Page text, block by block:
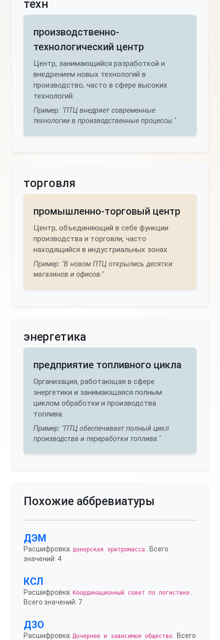
техн
производственно-
технологический центр
Центр, занимающийся разработкой и
внедрением новых технологий в
производство, часто в сфере высоких
технологий.
Пример: "ПТЦ внедряет современные
технологии в производственные процессы."
торговля
промышленно-торговый центр
Центр, объединяющий в себе функции
производства и торговли, часто
находящийся в индустриальных зонах.
Пример: "В новом ПТЦ открылись десятки
магазинов и офисов."
энергетика
предприятие топливного цикла
Организация, работающая в сфере
энергетики и занимающаяся полным
циклом обработки и производства
топлива.
Пример: "ПТЦ обеспечивает полный цикл
производства и переработки топлива."
Похожие аббревиатуры
ДЭМ
Расшифровка: донорская эритромасса . Всего
значений: 4
КСЛ
Расшифровка: Координационный совет по логистике
Всего значений: 7
ДЗО
Расшифровка: Дочернее и зависимое общество . Всего